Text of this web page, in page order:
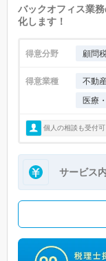
バックオフィス業
化します！
得意分野 顧問
得意業種 不動
医療
個人の相談も受付可
サービス